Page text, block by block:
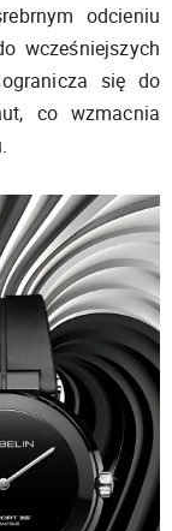
odcieniu
wcześniejszych
się do
co wzmacnia